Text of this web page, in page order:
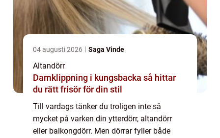
04 augusti 2026 Saga Vinde
Altandörr
Damklippning i kungsbacka så hittar
du rätt frisör för din stil
Till vardags tänker du troligen inte så
mycket på varken din ytterdörr, altandörr
eller balkongdörr. Men dörrar fyller både